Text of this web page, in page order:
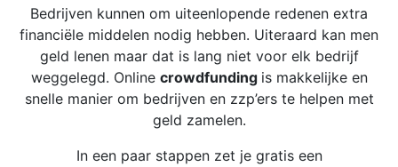
Bedrijven kunnen om uiteenlopende redenen extra
financiële middelen nodig hebben. Uiteraard kan men
geld lenen maar dat is lang niet voor elk bedrijf
weggelegd. Online crowdfunding is makkelijke en
snelle manier om bedrijven en zzp’ers te helpen met
geld zamelen.
In een paar stappen zet je gratis een